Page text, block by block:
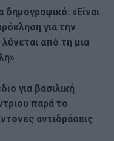
δημογραφικό: «Είναι
για την
από τη μια
για βασιλική
παρά το
αντιδράσεις